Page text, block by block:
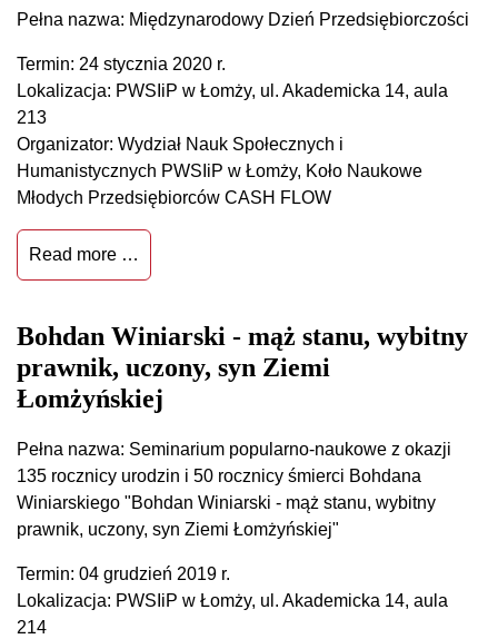
Pełna nazwa: Międzynarodowy Dzień Przedsiębiorczości
Termin: 24 stycznia 2020 r.
Lokalizacja: PWSIiP w Łomży, ul. Akademicka 14, aula
213
Organizator: Wydział Nauk Społecznych i
Humanistycznych PWSIiP w Łomży, Koło Naukowe
Młodych Przedsiębiorców CASH FLOW
Read more …
Bohdan Winiarski - mąż stanu, wybitny
prawnik, uczony, syn Ziemi
Łomżyńskiej
Pełna nazwa: Seminarium popularno-naukowe z okazji
135 rocznicy urodzin i 50 rocznicy śmierci Bohdana
Winiarskiego "Bohdan Winiarski - mąż stanu, wybitny
prawnik, uczony, syn Ziemi Łomżyńskiej"
Termin: 04 grudzień 2019 r.
Lokalizacja: PWSIiP w Łomży, ul. Akademicka 14, aula
214